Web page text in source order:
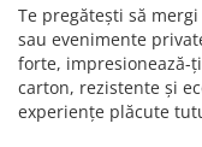
Cutii pentru paste
Sosiere din plastic cu
Te pregătești să
sau evenimente
forte, impresionează-
carton, rezistente și
experiențe plăcute